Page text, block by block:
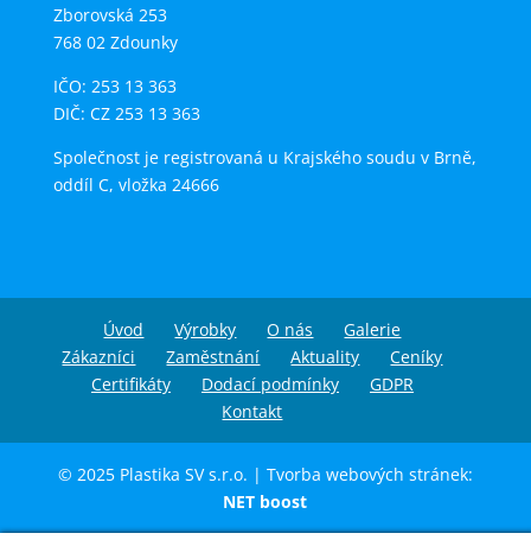
Zborovská 253
768 02 Zdounky
IČO: 253 13 363
DIČ: CZ 253 13 363
Společnost je registrovaná u Krajského soudu v Brně,
oddíl C, vložka 24666
Úvod Výrobky O nás
Galerie
Zákazníci
Zaměstnání Aktuality
Ceníky
Certifikáty
Dodací podmínky
GDPR
Kontakt
© 2025 Plastika SV s.r.o. | Tvorba webových stránek:
NET boost